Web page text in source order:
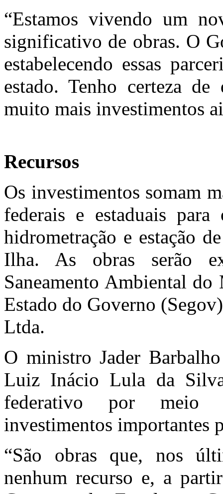
“Estamos vivendo um
significativo de obras. O
estabelecendo essas
estado. Tenho certeza
muito mais investimentos
Recursos
Os investimentos somam
federais e estaduais para
hidrometração e estação
Ilha. As obras serão
Saneamento Ambiental do
Estado do Governo
Ltda.
O ministro Jader
Luiz Inácio Lula da
federativo por meio
investimentos importantes
“São obras que, nos
nenhum recurso e, a